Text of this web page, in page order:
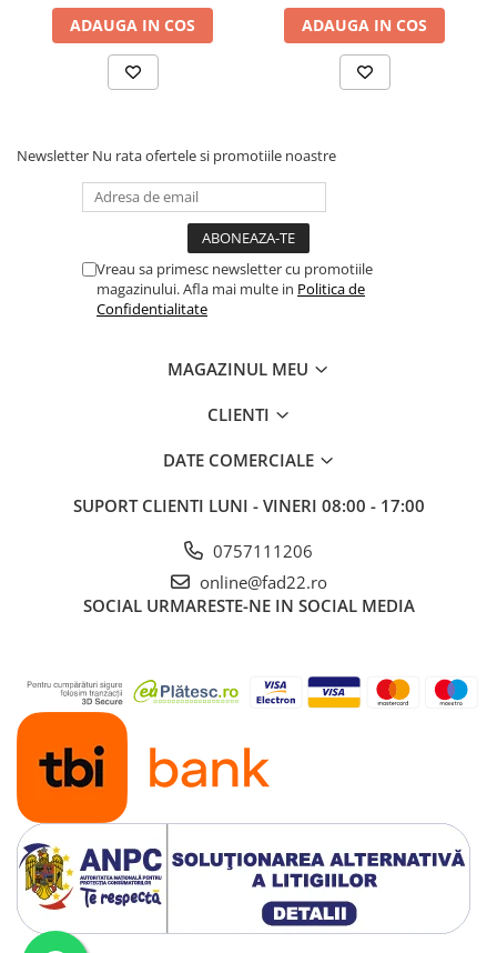
Prelungitoare si derulatoare
Prize, intrerupatoare si stechere
Intrerupatoare
Cablu si tubulatura
Corpuri si surse de iluminat
Becuri si tuburi LED
Curte si gradina
Utilaje pentru gradina
Aspiratoar, suflante si
Masini de tuns iarba, trimmere si
Pompe apa
Scari aluminiu / otel
Solutii curatare
Echipamente de protectie si
imbracaminte
Incaltaminte
Accesorii echipament
Imbracaminte
Manusi
ADAUGA IN COS ADAUGA IN COS
Newsletter Nu rata ofertele si promotiile noastre
Vreau sa primesc newsletter cu promotiile
magazinului. Afla mai multe in Politica de
Confidentialitate
MAGAZINUL MEU
CLIENTI
DATE COMERCIALE
SUPORT CLIENTI LUNI - VINERI 08:00 - 17:00
0757111206
online@fad22.ro
SOCIAL URMARESTE-NE IN SOCIAL MEDIA